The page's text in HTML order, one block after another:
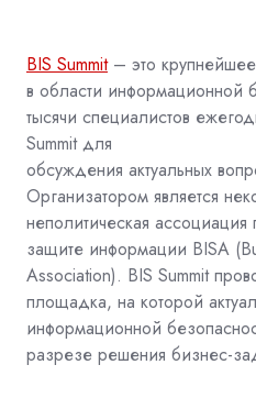
BIS Summit– это
в области информационной
тысячи специалистов
Summit для
обсуждения актуальных
Организатором является
неполитическая
защите информации BISA
Association). BIS Summit
площадка, на которой
информационной
разрезе решения бизнес-